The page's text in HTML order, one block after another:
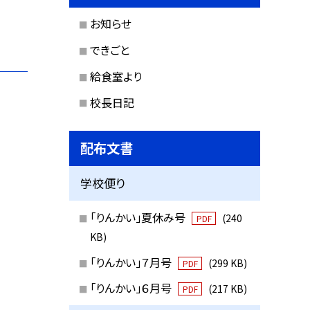
お知らせ
できごと
給食室より
校長日記
配布文書
学校便り
「りんかい」夏休み号 PDF
(240
KB)
「りんかい」７月号 PDF (299 KB)
「りんかい」６月号 PDF (217 KB)